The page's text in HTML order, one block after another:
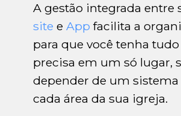
A gestão integrada entre
site e App facilita a
para que você tenha
precisa em um só lugar,
depender de um sistema
cada área da sua igreja.